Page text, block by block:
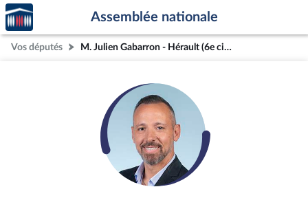
Aller au contenu
Aller en bas de la page
Accèder
à la
page
d'accueil
Assemblée nationale
Vos députés M. Julien Gabarron - Hérault (6e circonscription)